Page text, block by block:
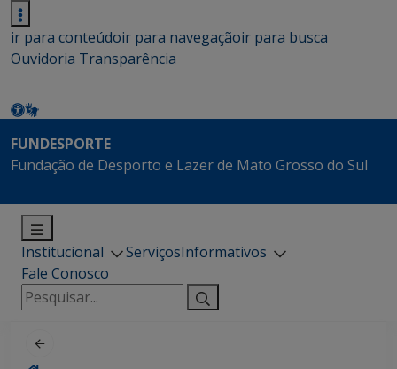
ir para conteúdoir para navegaçãoir para busca
Ouvidoria Transparência
FUNDESPORTE
Fundação de Desporto e Lazer de Mato Grosso do Sul
Institucional ServiçosInformativos
Fale Conosco
Pesquisar
por: